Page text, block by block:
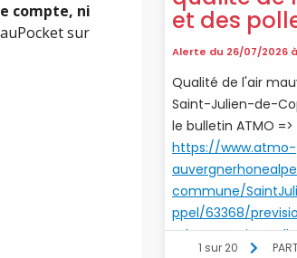
compte, ni
sur